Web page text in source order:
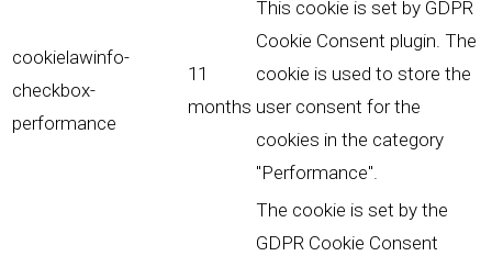
cookielawinfo-
checkbox-
performance
11
months
This cookie is set by GDPR
Cookie Consent plugin. The
cookie is used to store the
user consent for the
cookies in the category
"Performance".
The cookie is set by the
GDPR Cookie Consent